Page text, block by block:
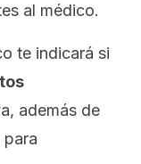
al médico.
te indicará si
además de
para